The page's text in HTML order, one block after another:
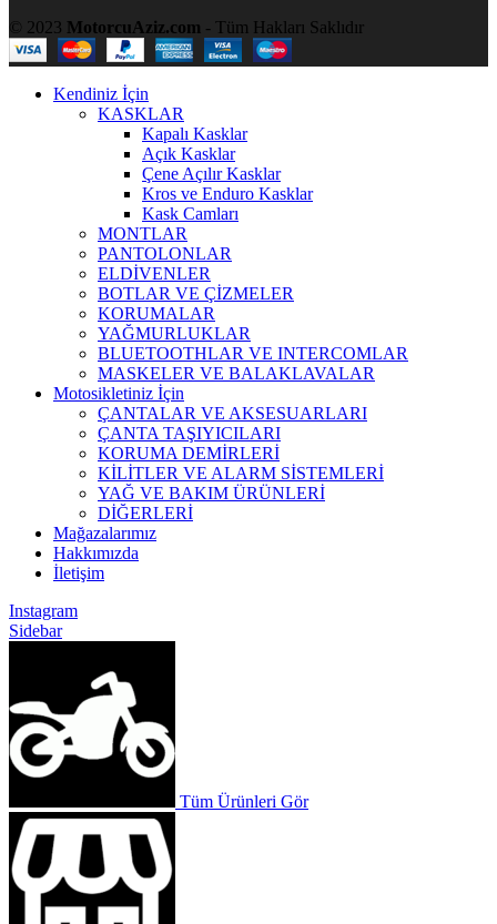
© 2023 MotorcuAziz.com - Tüm Hakları Saklıdır
Kendiniz İçin
KASKLAR
Kapalı Kasklar
Açık Kasklar
Çene Açılır Kasklar
Kros ve Enduro Kasklar
Kask Camları
MONTLAR
PANTOLONLAR
ELDİVENLER
BOTLAR VE ÇİZMELER
KORUMALAR
YAĞMURLUKLAR
BLUETOOTHLAR VE INTERCOMLAR
MASKELER VE BALAKLAVALAR
Motosikletiniz İçin
ÇANTALAR VE AKSESUARLARI
ÇANTA TAŞIYICILARI
KORUMA DEMİRLERİ
KİLİTLER VE ALARM SİSTEMLERİ
YAĞ VE BAKIM ÜRÜNLERİ
DİĞERLERİ
Mağazalarımız
Hakkımızda
İletişim
Instagram
Sidebar
Tüm Ürünleri Gör